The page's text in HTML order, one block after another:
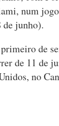
num jogo
de junho).
de
de 11 de
no